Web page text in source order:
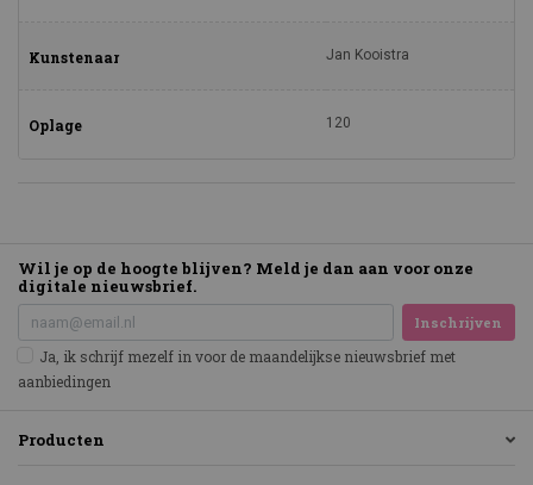
Kunstenaar Jan Kooistra
Oplage 120
Wil je op de hoogte blijven? Meld je dan aan voor onze
digitale nieuwsbrief.
Inschrijven
Ja, ik schrijf mezelf in voor de maandelijkse nieuwsbrief met
aanbiedingen
Producten